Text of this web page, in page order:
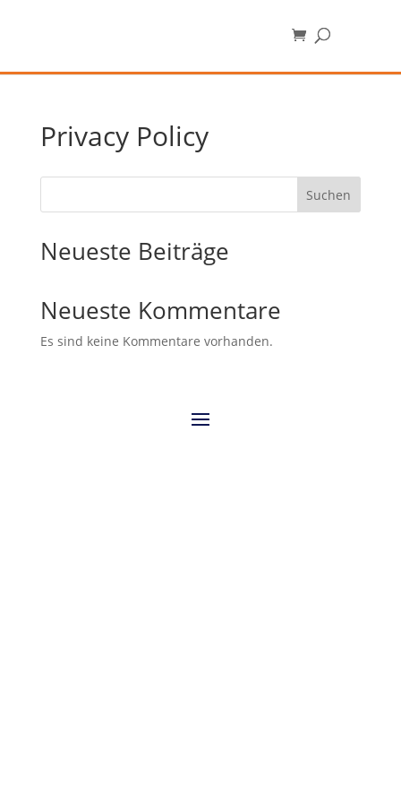
Privacy Policy
Suchen
Neueste Beiträge
Neueste Kommentare
Es sind keine Kommentare vorhanden.